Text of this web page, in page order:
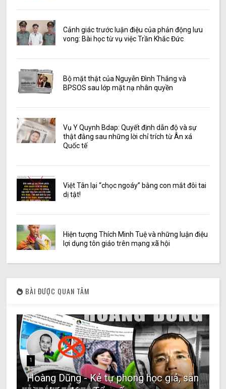
Cảnh giác trước luận điệu của phản động lưu
vong: Bài học từ vụ việc Trần Khắc Đức
Bộ mặt thật của Nguyễn Đình Thắng và
BPSOS sau lớp mặt nạ nhân quyền
Vụ Y Quynh Bdap: Quyết định dẫn độ và sự
thật đằng sau những lời chỉ trích từ Ân xá
Quốc tế
Việt Tân lại “chọc ngoáy” bằng con mắt đôi tai
dị tật!
Hiện tượng Thích Minh Tuệ và những luận điệu
lợi dụng tôn giáo trên mạng xã hội
BÀI ĐƯỢC QUAN TÂM
1
Hoàng Dũng - Kẻ tự phong học giả, sẵn